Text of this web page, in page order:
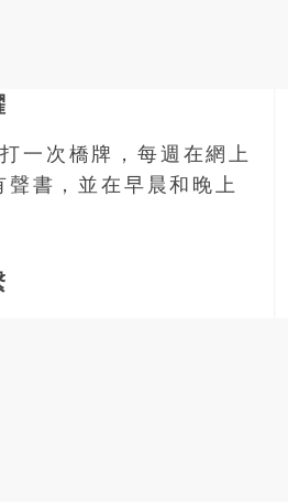
一次橋牌，每週在網上
聲書，並在早晨和晚上